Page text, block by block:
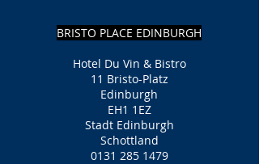
BRISTO PLACE EDINBURGH
Hotel Du Vin & Bistro
11 Bristo-Platz
Edinburgh
EH1 1EZ
Stadt Edinburgh
Schottland
0131 285 1479